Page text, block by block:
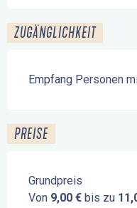
ZUGÄNGLICHKEIT
Empfang Personen
PREISE
Grundpreis
Von 9,00 € bis zu